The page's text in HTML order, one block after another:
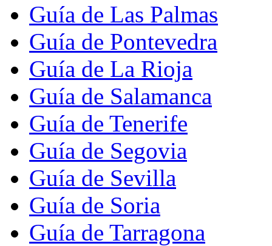
Guía de Las Palmas
Guía de Pontevedra
Guía de La Rioja
Guía de Salamanca
Guía de Tenerife
Guía de Segovia
Guía de Sevilla
Guía de Soria
Guía de Tarragona